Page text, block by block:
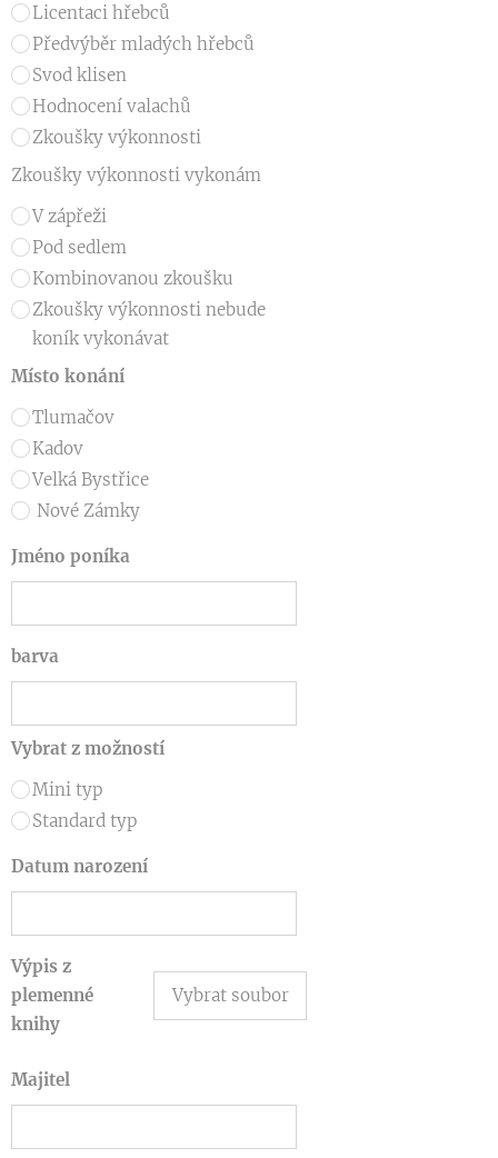
Licentaci hřebců
Předvýběr mladých hřebců
Svod klisen
Hodnocení valachů
Zkoušky výkonnosti
Zkoušky výkonnosti vykonám
V zápřeži
Pod sedlem
Kombinovanou zkoušku
Zkoušky výkonnosti nebude
koník vykonávat
Místo konání
Tlumačov
Kadov
Velká Bystřice
Nové Zámky
Jméno poníka
barva
Vybrat z možností
Mini typ
Standard typ
Datum narození
Výpis z
plemenné
knihy
Vybrat soubor
Majitel